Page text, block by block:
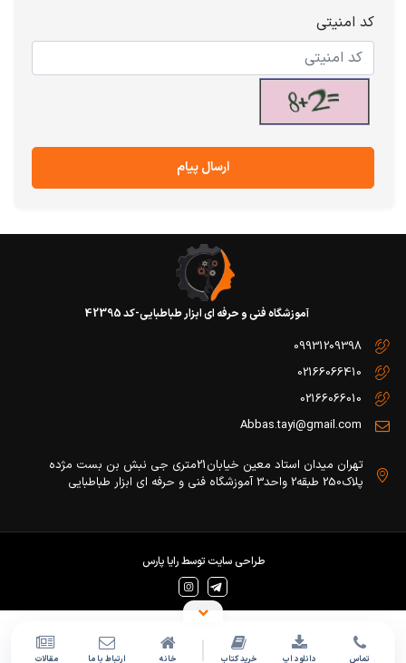
کد امنیتی
ارسال پیام
آموزشگاه فنی و حرفه ای ابزار طباطبایی-کد 42395
09931209398
02166066410
02166066010
Abbas.tayi@gmail.com
تهران میدان استاد معین خیابان21متری جی نبش بن بست مژده
پلاک250 طبقه2 واحد3 آموزشگاه فنی و حرفه ای ابزار طباطبایی
طراحی سایتتوسطرایا پارس
تماس دانلود اپ خرید کتاب خانه ارتباط با ما مقالات